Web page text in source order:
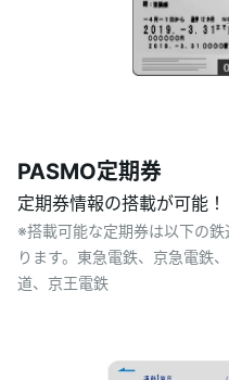
PASMO定期券
定期券情報の搭載が可能！
※搭載可能な定期券は以下の
ります。東急電鉄、京急電鉄
道、京王電鉄